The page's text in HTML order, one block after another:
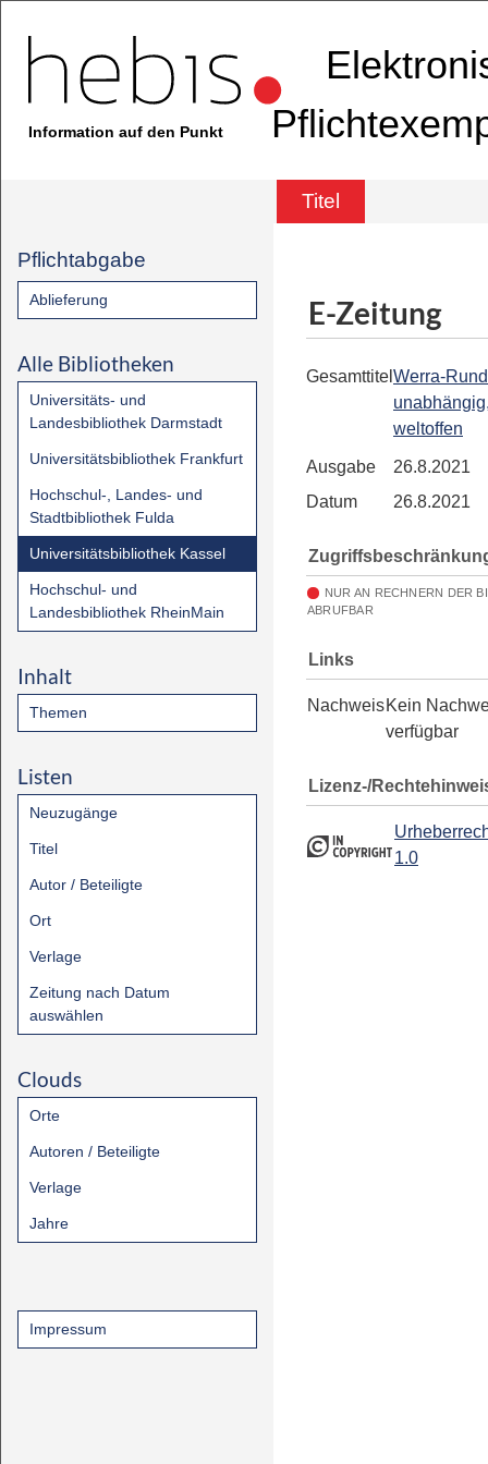
Information auf den Punkt
Titel
Pflichtabgabe
Ablieferung
Alle Bibliotheken
Universitäts- und
Landesbibliothek Darmstadt
Universitätsbibliothek Frankfurt
Hochschul-, Landes- und
Stadtbibliothek Fulda
Universitätsbibliothek Kassel
Hochschul- und
Landesbibliothek RheinMain
Inhalt
Themen
Listen
Neuzugänge
Titel
Autor / Beteiligte
Ort
Verlage
Zeitung nach Datum
auswählen
Clouds
Orte
Autoren / Beteiligte
Verlage
Jahre
Impressum
E-Zeitung
Gesamttitel Werra-
weltoffen
Ausgabe
26.8.2021
Datum
26.8.2021
NUR AN RECHNERN DER
ABRUFBAR
Links
NachweisKein
verfügbar
Lizenz-/
1.0